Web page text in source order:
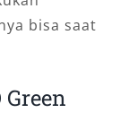
bisa saat